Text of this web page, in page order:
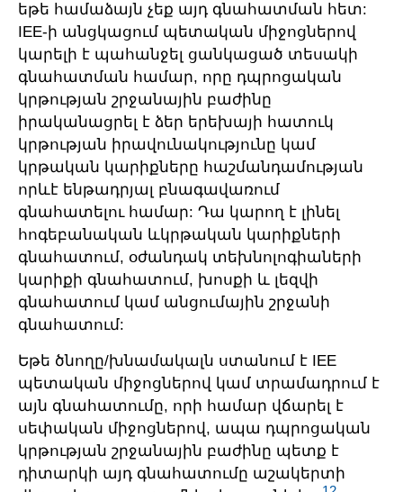
եթե համաձայն չեք այդ գնահատման հետ:
IEE-ի անցկացում պետական միջոցներով
կարելի է պահանջել ցանկացած տեսակի
գնահատման համար, որը դպրոցական
կրթության շրջանային բաժինը
իրականացրել է ձեր երեխայի հատուկ
կրթության իրավունակությունը կամ
կրթական կարիքները հաշմանդամության
որևէ ենթադրյալ բնագավառում
գնահատելու համար: Դա կարող է լինել
հոգեբանական ևկրթական կարիքների
գնահատում, օժանդակ տեխնոլոգիաների
կարիքի գնահատում, խոսքի և լեզվի
գնահատում կամ անցումային շրջանի
գնահատում:
Եթե ծնողը/խնամակալն ստանում է IEE
պետական միջոցներով կամ տրամադրում է
այն գնահատումը, որի համար վճարել է
սեփական միջոցներով, ապա դպրոցական
կրթության շրջանային բաժինը պետք է
դիտարկի այդ գնահատումը աշակերտի